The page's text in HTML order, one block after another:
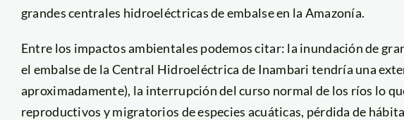
grandes centrales hidroeléctricas de embalse en la Amazonía.
Entre los impactos ambientales podemos citar: la inundación de
el embalse de la Central Hidroeléctrica de Inambari tendría una
aproximadamente), la interrupción del curso normal de los ríos lo
reproductivos y migratorios de especies acuáticas, pérdida de